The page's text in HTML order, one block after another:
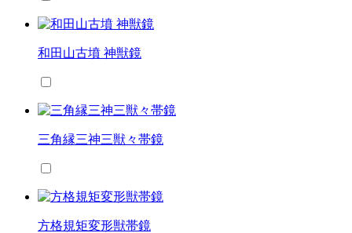
和田山古墳 神獣鏡
三角縁三神三獣々帯鏡
方格規矩変形獣帯鏡